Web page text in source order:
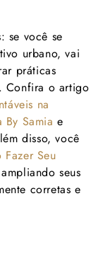
se você se
urbano, vai
práticas
Confira o artigo
na
Samia e
disso, você
Fazer Seu
seus
corretas e